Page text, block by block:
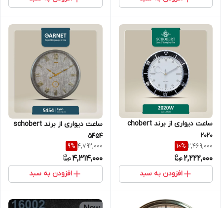
ساعت دیواری از برند chobert
2020
2,469,000
10%
2,222,000
افزودن به سبد
ساعت دیواری از برند schobert
5454
4,792,000
9%
4,314,000
افزودن به سبد